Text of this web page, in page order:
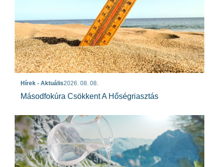
Hírek - Aktuális2026. 08. 08.
Másodfokúra Csökkent A Hőségriasztás